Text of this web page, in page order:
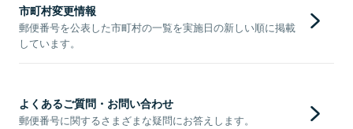
市町村変更情報
郵便番号を公表した市町村の一覧を実施日の新しい順に掲載
しています。
よくあるご質問・お問い合わせ
郵便番号に関するさまざまな疑問にお答えします。